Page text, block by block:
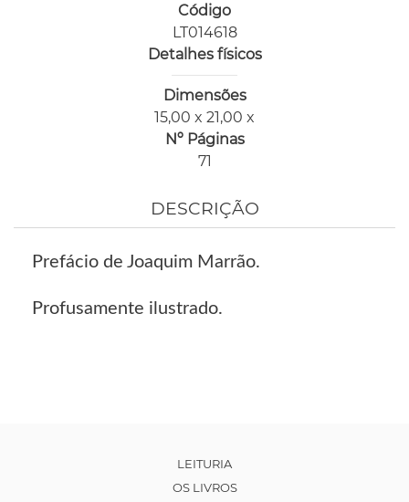
Código
LT014618
Detalhes físicos
Dimensões
15,00 x 21,00 x
Nº Páginas
71
DESCRIÇÃO
Prefácio de Joaquim Marrão.
Profusamente ilustrado.
LEITURIA
OS LIVROS